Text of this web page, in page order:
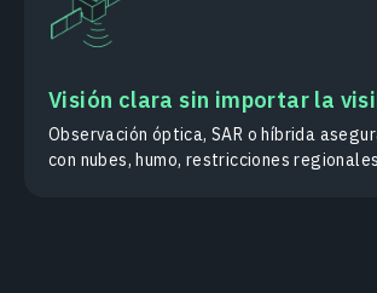
Visión clara sin importar la
Observación óptica, SAR o híbrida
con nubes, humo, restricciones